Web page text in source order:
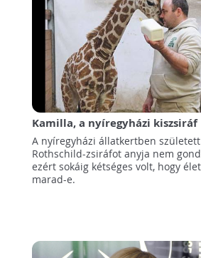
Kamilla, a nyíregyházi kiszsiráf
A nyíregyházi állatkertben született
Rothschild-zsiráfot anyja nem
ezért sokáig kétséges volt, hogy
marad-e.